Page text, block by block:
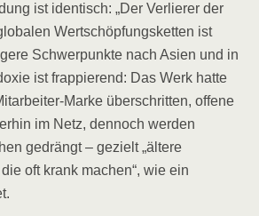
ist identisch: „Der Verlierer der
Wertschöpfungsketten ist
Schwerpunkte nach Asien und in
ist frappierend: Das Werk hatte
Marke überschritten, offene
im Netz, dennoch werden
gedrängt – gezielt „ältere
oft krank machen“, wie ein